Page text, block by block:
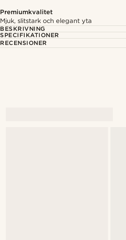
Premiumkvalitet
Mjuk, slitstark och elegant yta
BESKRIVNING
SPECIFIKATIONER
RECENSIONER